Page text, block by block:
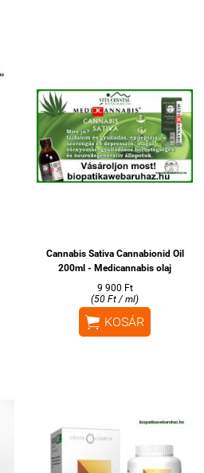
Cannabis Sativa Cannabionid Oil
200ml - Medicannabis olaj
9 900 Ft
(50 Ft / ml)
 KOSÁR